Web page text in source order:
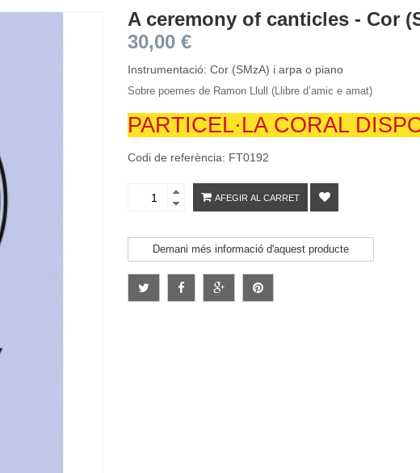
A ceremony of canticles - Cor
30,00 €
Instrumentació: Cor (SMzA) i arpa o piano
Sobre poemes de Ramon Llull (Llibre d’amic e amat)
PARTICEL·LA CORAL
Codi de referència: FT0192
AFEGIR AL CARRET
Demani més informació d'aquest producte